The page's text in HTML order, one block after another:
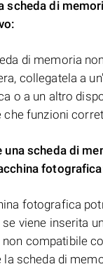
scheda di
di memoria
collegatela a
o a un altro
che funzioni
una scheda di
fotografica
viene inserita
compatibile
la scheda di